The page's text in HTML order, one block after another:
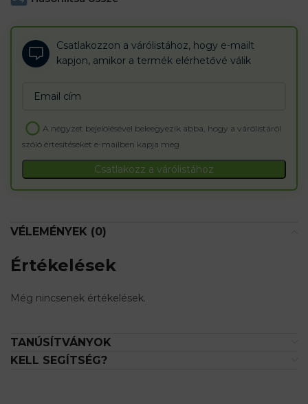
Csatlakozzon a várólistához, hogy e-mailt
kapjon, amikor a termék elérhetővé válik
A négyzet bejelölésével beleegyezik abba, hogy a várólistáról
szóló értesítéseket e-mailben kapja meg
your
email
address
to
join
the
waitlist
this
Csatlakozz a várólistához
VÉLEMÉNYEK (0)
Értékelések
Még nincsenek értékelések.
TANÚSÍTVÁNYOK
KELL SEGÍTSÉG?